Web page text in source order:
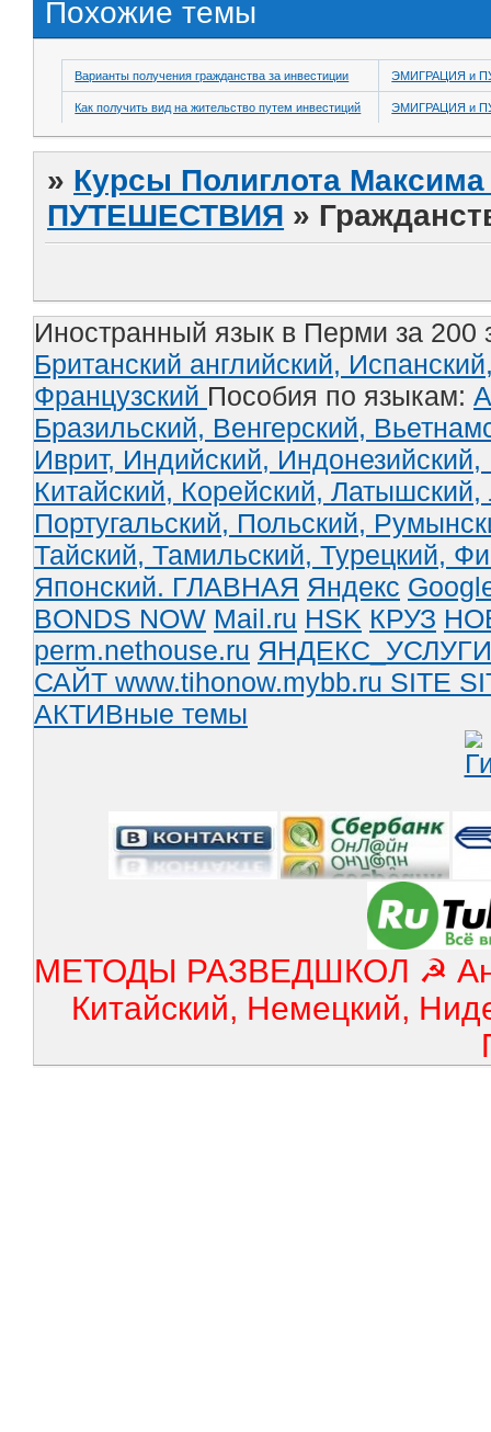
Похожие темы
Варианты получения гражданства за инвестиции ЭМИГРАЦИЯ и
Как получить вид на жительство путем инвестиций ЭМИГРАЦИЯ и
» Курсы Полиглота
ПУТЕШЕСТВИЯ »
Иностранный язык в Перми за 200
Британский английский,
Французский Пособия по языкам:
Бразильский, Венгерский,
Иврит, Индийский, Индонезийский,
Китайский, Корейский, Латышский,
Португальский, Польский,
Тайский, Тамильский, Турецкий,
Японский. ГЛАВНАЯ Яндекс
BONDS NOW Mail.ru HSK КРУЗ
perm.nethouse.ru ЯНДЕКС_УСЛУГИ
САЙТ www.tihonow.mybb.ru SITE
АКТИВные темы
МЕТОДЫ РАЗВЕДШКОЛ ☭
Китайский, Немецкий,